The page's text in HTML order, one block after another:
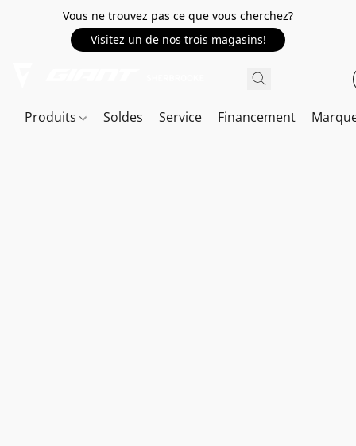
Vous ne trouvez pas ce que vous cherchez?
Visitez un de nos trois magasins!
Produits Soldes Service Financement